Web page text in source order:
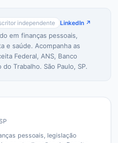
independente LinkedIn ↗
em finanças pessoais,
e saúde. Acompanha as
Federal, ANS, Banco
Trabalho. São Paulo, SP.
pessoais, legislação